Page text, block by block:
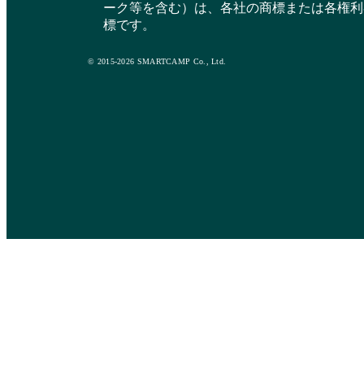
ーク等を含む）は、各社の商標または各権
標です。
© 2015-2026 SMARTCAMP Co., Ltd.